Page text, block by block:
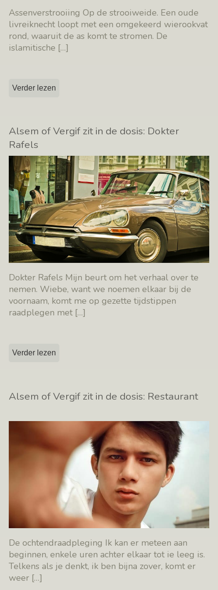
Assenverstrooiing Op de strooiweide. Een oude
livreiknecht loopt met een omgekeerd wierookvat
rond, waaruit de as komt te stromen. De
islamitische […]
Verder lezen
Alsem of Vergif zit in de dosis: Dokter
Rafels
Dokter Rafels Mijn beurt om het verhaal over te
nemen. Wiebe, want we noemen elkaar bij de
voornaam, komt me op gezette tijdstippen
raadplegen met […]
Verder lezen
Alsem of Vergif zit in de dosis: Restaurant
De ochtendraadpleging Ik kan er meteen aan
beginnen, enkele uren achter elkaar tot ie leeg is.
Telkens als je denkt, ik ben bijna zover, komt er
weer […]